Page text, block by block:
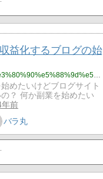
益化するブログの始
https://barablog.org/%e3%80%90%e5%88%9d%e5%bf%83%e8%80%85%e5%90%91%e3%81%91%e3%80%91%e5%8f%8e%e7%9b%8a%e5%8c%96%e3%81%99%e3%82%8b%e3%83%96%e3%83%ad%e3%82%b0%e3%81%ae%e5%a7%8b%e3%82%81%e6%96%b9/
めたいけどブログサイト
？ 何か副業を始めたい
年前
バラ丸